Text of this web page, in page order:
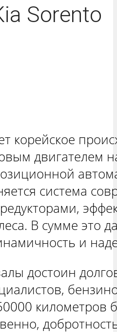
Sorento
корейское
двигателем
система
В сумме это
и
достоин
километров